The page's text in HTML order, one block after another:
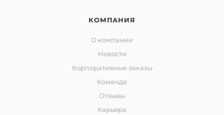
КОМПАНИЯ
О компании
Новости
Корпоративные заказы
Команда
Отзывы
Карьера